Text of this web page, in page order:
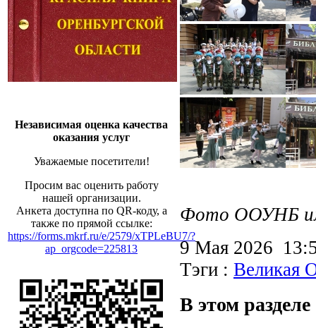
Независимая оценка качества
оказания услуг
Уважаемые посетители!
Просим вас оценить работу
нашей организации.
Анкета доступна по QR-коду, а
также по прямой ссылке:
https://forms.mkrf.ru/e/2579/xTPLeBU7/?
ap_orgcode=225813
Фото ООУНБ
9 Мая 2026
Тэги : Великая
В этом разделе